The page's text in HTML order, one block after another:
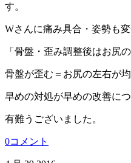
す。
Wさんに痛み具合・姿勢も
「骨盤・歪み調整後はお尻
骨盤が歪む＝お尻の左右が
早めの対処が早めの改善に
有難うございました。
0コメント